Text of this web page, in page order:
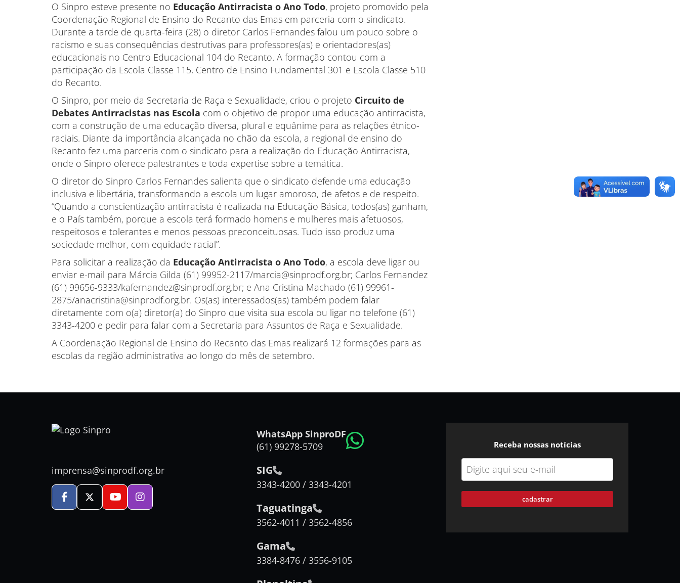
O Sinpro esteve presente no Educação Antirracista o Ano Todo, projeto promovido pela
Coordenação Regional de Ensino do Recanto das Emas em parceria com o sindicato.
Durante a tarde de quarta-feira (28) o diretor Carlos Fernandes falou um pouco sobre o
racismo e suas consequências destrutivas para professores(as) e orientadores(as)
educacionais no Centro Educacional 104 do Recanto. A formação contou com a
participação da Escola Classe 115, Centro de Ensino Fundamental 301 e Escola Classe 510
do Recanto.
O Sinpro, por meio da Secretaria de Raça e Sexualidade, criou o projeto Circuito de
Debates Antirracistas nas Escola com o objetivo de propor uma educação antirracista,
com a construção de uma educação diversa, plural e equânime para as relações étnico-
raciais. Diante da importância alcançada no chão da escola, a regional de ensino do
Recanto fez uma parceria com o sindicato para a realização do Educação Antirracista,
onde o Sinpro oferece palestrantes e toda expertise sobre a temática.
O diretor do Sinpro Carlos Fernandes salienta que o sindicato defende uma educação
inclusiva e libertária, transformando a escola um lugar amoroso, de afetos e de respeito.
“Quando a conscientização antirracista é realizada na Educação Básica, todos(as) ganham,
e o País também, porque a escola terá formado homens e mulheres mais afetuosos,
respeitosos e tolerantes e menos pessoas preconceituosas. Tudo isso produz uma
sociedade melhor, com equidade racial”.
Para solicitar a realização da Educação Antirracista o Ano Todo, a escola deve ligar ou
enviar e-mail para Márcia Gilda (61) 99952-2117/marcia@sinprodf.org.br; Carlos Fernandez
(61) 99656-9333/kafernandez@sinprodf.org.br; e Ana Cristina Machado (61) 99961-
2875/anacristina@sinprodf.org.br. Os(as) interessados(as) também podem falar
diretamente com o(a) diretor(a) do Sinpro que visita sua escola ou ligar no telefone (61)
3343-4200 e pedir para falar com a Secretaria para Assuntos de Raça e Sexualidade.
A Coordenação Regional de Ensino do Recanto das Emas realizará 12 formações para as
escolas da região administrativa ao longo do mês de setembro.
imprensa@sinprodf.org.br
WhatsApp SinproDF
(61) 99278-5709
SIG
3343-4200 / 3343-4201
Taguatinga
3562-4011 / 3562-4856
Gama
3384-8476 / 3556-9105
Receba nossas notícias
cadastrar